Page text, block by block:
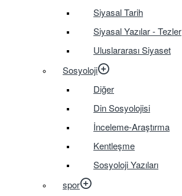
Siyasal Tarih
Siyasal Yazılar - Tezler
Uluslararası Siyaset
Sosyoloji
Diğer
Din Sosyolojisi
İnceleme-Araştırma
Kentleşme
Sosyoloji Yazıları
spor